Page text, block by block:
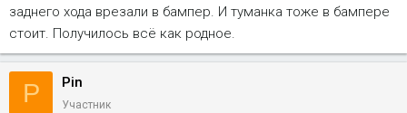
заднего хода врезали в бампер. И туманка тоже в бампере
стоит. Получилось всё как родное.
P Pin
Участник